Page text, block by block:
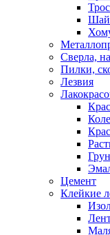
Сверла,
Пилки,
Лезвия
Цемент
Клейкие